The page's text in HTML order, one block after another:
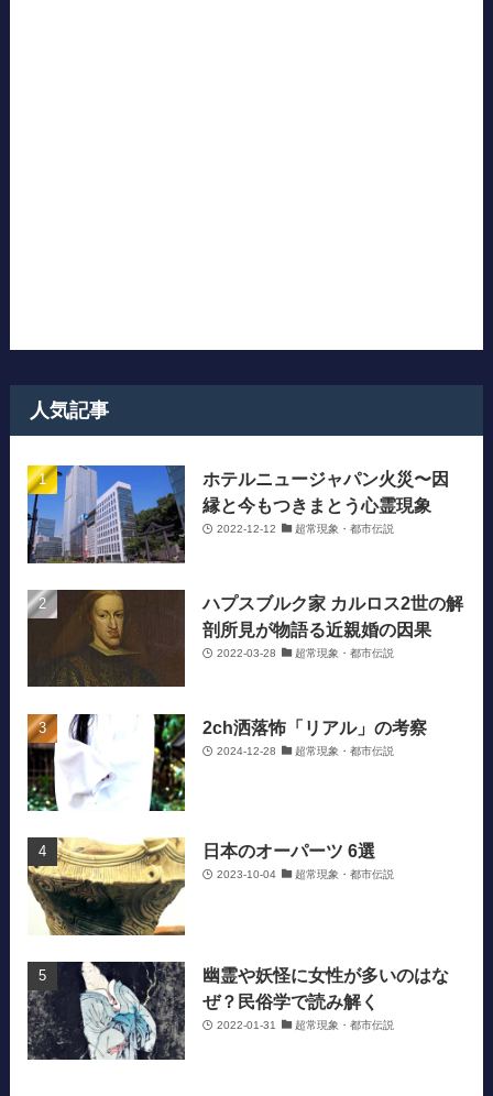
人気記事
ホテルニュージャパン火災〜因
縁と今もつきまとう心霊現象
2022-12-12 超常現象・都市伝説
ハプスブルク家 カルロス2世の解
剖所見が物語る近親婚の因果
2022-03-28 超常現象・都市伝説
2ch洒落怖「リアル」の考察
2024-12-28 超常現象・都市伝説
日本のオーパーツ 6選
2023-10-04 超常現象・都市伝説
幽霊や妖怪に女性が多いのはな
ぜ？民俗学で読み解く
2022-01-31 超常現象・都市伝説